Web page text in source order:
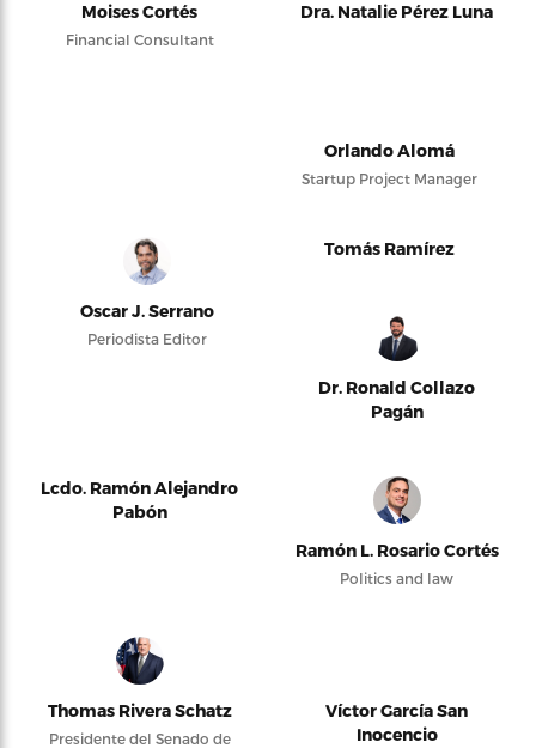
Moises Cortés
Financial Consultant
Dra. Natalie Pérez Luna
Orlando Alomá
Startup Project Manager
Oscar J. Serrano
Periodista Editor
Tomás Ramírez
Dr. Ronald Collazo
Pagán
Lcdo. Ramón Alejandro
Pabón
Ramón L. Rosario Cortés
Politics and law
Thomas Rivera Schatz
Presidente del Senado de
Víctor García San
Inocencio